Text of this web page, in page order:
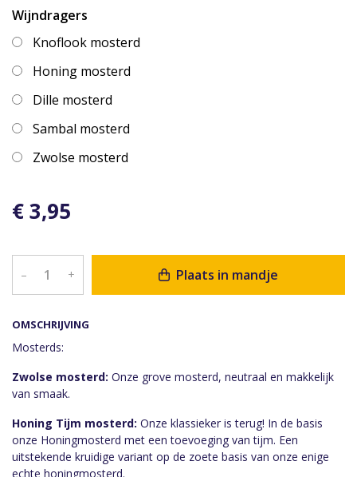
OMSCHRIJVING
Mosterds:
Zwolse mosterd: Onze grove mosterd, neutraal en makkelijk
van smaak.
Honing Tijm mosterd: Onze klassieker is terug! In de basis
onze Honingmosterd met een toevoeging van tijm. Een
uitstekende kruidige variant op de zoete basis van onze enige
echte honingmosterd.
Wijndragers
Knoflook mosterd
Honing mosterd
Dille mosterd
Sambal mosterd
Zwolse mosterd
€ 3,95
– + Plaats in mandje